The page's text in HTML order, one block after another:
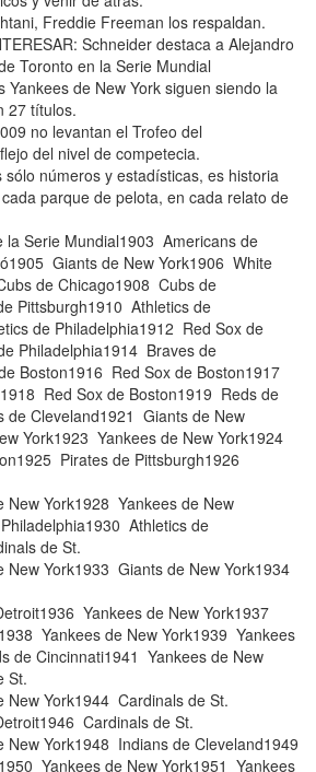
Freddie Freeman los respaldan.
Schneider destaca a Alejandro
Toronto en la Serie Mundial
Yankees de New York siguen siendo la
27 títulos.
no levantan el Trofeo del
del nivel de competecia.
números y estadísticas, es historia
parque de pelota, en cada relato de
la Serie Mundial1903 Americans de
Giants de New York1906 White
de Chicago1908 Cubs de
Pittsburgh1910 Athletics de
de Philadelphia1912 Red Sox de
Philadelphia1914 Braves de
Boston1916 Red Sox de Boston1917
Red Sox de Boston1919 Reds de
de Cleveland1921 Giants de New
York1923 Yankees de New York1924
Pirates de Pittsburgh1926
New York1928 Yankees de New
Athletics de
de St.
New York1933 Giants de New York1934
Yankees de New York1937
Yankees de New York1939 Yankees
de Cincinnati1941 Yankees de New
St.
New York1944 Cardinals de St.
Cardinals de St.
New York1948 Indians de Cleveland1949
Yankees de New York1951 Yankees